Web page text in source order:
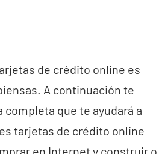
de crédito online es
A continuación te
completa que te ayudará a
tarjetas de crédito online
en Internet y construir o